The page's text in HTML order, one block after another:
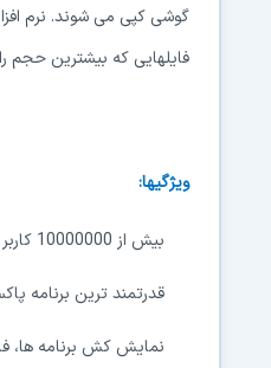
فایلهایی که بیشترین حجم
ویژگیها:
بیش از 10000000 کاربر
قدرتمند ترین برنامه
نمایش کش برنامه ها،